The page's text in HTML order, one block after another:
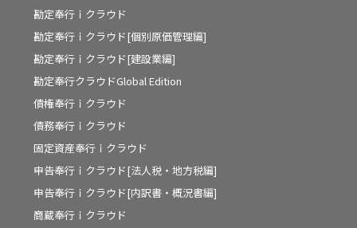
勘定奉行ｉクラウド
勘定奉行ｉクラウド[個別原価管理編]
勘定奉行ｉクラウド[建設業編]
勘定奉行クラウドGlobal Edition
債権奉行ｉクラウド
債務奉行ｉクラウド
固定資産奉行ｉクラウド
申告奉行ｉクラウド[法人税・地方税編]
申告奉行ｉクラウド[内訳書・概況書編]
商蔵奉行ｉクラウド